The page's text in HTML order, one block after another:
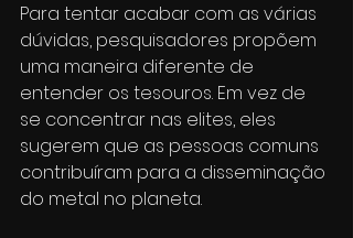
Para tentar acabar com as várias
dúvidas, pesquisadores propõem
uma maneira diferente de
entender os tesouros. Em vez de
se concentrar nas elites, eles
sugerem que as pessoas comuns
contribuíram para a disseminação
do metal no planeta.